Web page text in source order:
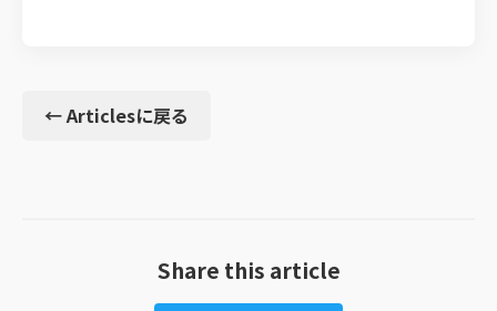
← Articlesに戻る
Share this article